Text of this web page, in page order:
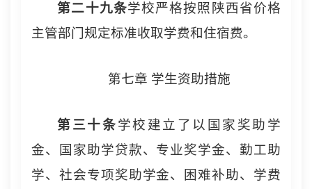
第二十九条学校严格按照陕西省价格
主管部门规定标准收取学费和住宿费。
第七章 学生资助措施
第三十条学校建立了以国家奖助学
金、国家助学贷款、专业奖学金、勤工助
学、社会专项奖助学金、困难补助、学费